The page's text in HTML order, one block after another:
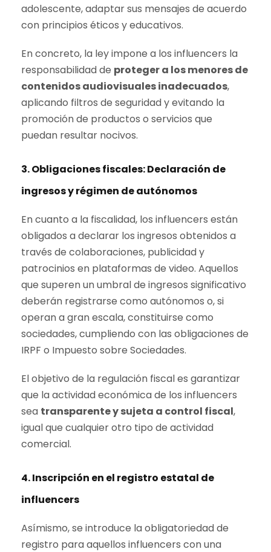
adolescente, adaptar sus mensajes de acuerdo
con principios éticos y educativos.
En concreto, la ley impone a los influencers la
responsabilidad de proteger a los menores de
contenidos audiovisuales inadecuados,
aplicando filtros de seguridad y evitando la
promoción de productos o servicios que
puedan resultar nocivos.
3. Obligaciones fiscales: Declaración de
ingresos y régimen de autónomos
En cuanto a la fiscalidad, los influencers están
obligados a declarar los ingresos obtenidos a
través de colaboraciones, publicidad y
patrocinios en plataformas de video. Aquellos
que superen un umbral de ingresos significativo
deberán registrarse como autónomos o, si
operan a gran escala, constituirse como
sociedades, cumpliendo con las obligaciones de
IRPF o Impuesto sobre Sociedades.
El objetivo de la regulación fiscal es garantizar
que la actividad económica de los influencers
sea transparente y sujeta a control fiscal,
igual que cualquier otro tipo de actividad
comercial.
4. Inscripción en el registro estatal de
influencers
Asímismo, se introduce la obligatoriedad de
registro para aquellos influencers con una